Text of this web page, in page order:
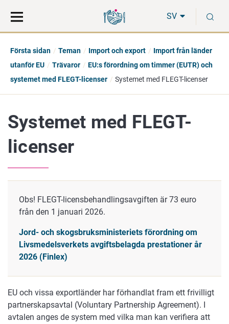
direkt
till
på
hela
SV
Första sidan Teman Import och export
Import från länder
utanför EU
Trävaror
EU:s förordning om timmer (EUTR) och
systemet med FLEGT-licenser
Systemet med FLEGT-licenser
Systemet med FLEGT-
licenser
Obs! FLEGT-licensbehandlingsavgiften är 73 euro
från den 1 januari 2026.
Jord- och skogsbruksministeriets förordning om
Livsmedelsverkets avgiftsbelagda prestationer år
2026 (Finlex)
EU och vissa exportländer har förhandlat fram ett frivilligt
partnerskapsavtal (Voluntary Partnership Agreement). I
avtalen anges de system med vilka man kan verifiera att